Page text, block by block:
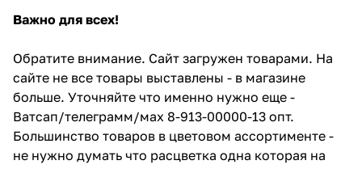
Важно для всех!
Обратите внимание. Сайт загружен товарами. На
сайте не все товары выставлены - в магазине
больше. Уточняйте что именно нужно еще -
Ватсап/телеграмм/мах 8-913-00000-13 опт.
Большинство товаров в цветовом ассортименте -
не нужно думать что расцветка одна которая на